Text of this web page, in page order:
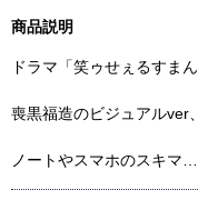
商品説明
ドラマ「笑ゥせぇるすま
喪黒福造のビジュアルver
ノートやスマホのスキマ